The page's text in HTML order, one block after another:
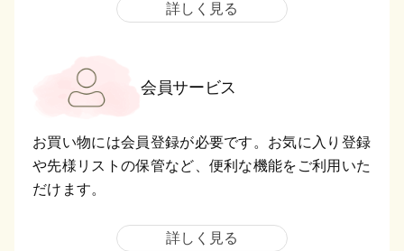
詳しく見る
会員サービス
お買い物には会員登録が必要です。お気に入り登録
や先様リストの保管など、便利な機能をご利用いた
だけます。
詳しく見る